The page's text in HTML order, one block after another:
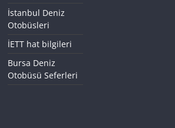
İstanbul Deniz
Otobüsleri
İETT hat bilgileri
Bursa Deniz
Otobüsü Seferleri